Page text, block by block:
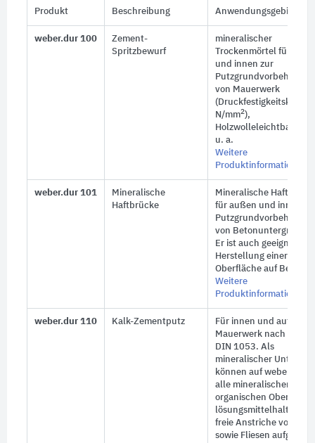
Produkt Beschreibung Anwendungsgebiet
weber.dur 100
Zement-
Spritzbewurf
mineralischer
Trockenmörtel für
und innen zur
von Mauerwerk
(Druckfestigkeitsklasse
N/mm2),
u. a.
Weitere
Produktinformationen
weber.dur 101
Mineralische
Haftbrücke
Mineralische
für außen und innen
von
Er ist auch geeignet zur
Herstellung einer
Oberfläche auf Beton.
Weitere
Produktinformationen
weber.dur 110 Kalk-Zementputz
Für innen und außen
Mauerwerk nach
DIN 1053. Als
mineralischer
können aufweber.dur
alle mineralischen und
organischen Oberputze,
lösungsmittelhaltige
freie Anstriche von
sowie Fliesen